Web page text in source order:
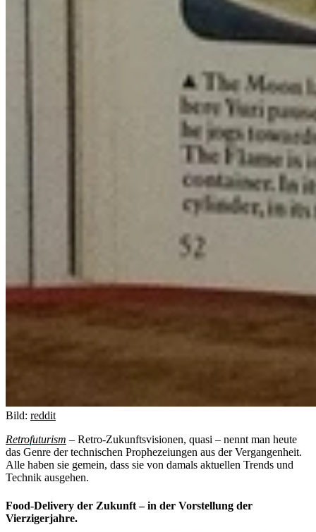
Bild: reddit
Retrofuturism – Retro-Zukunftsvisionen, quasi – nennt man heute
das Genre der technischen Prophezeiungen aus der Vergangenheit.
Alle haben sie gemein, dass sie von damals aktuellen Trends und
Technik ausgehen.
Food-Delivery der Zukunft – in der Vorstellung der
Vierzigerjahre.